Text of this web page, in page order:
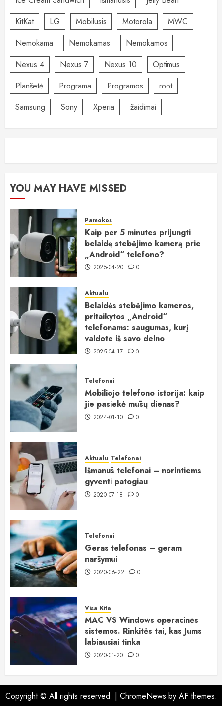
KitKat
LG Mobilusis Motorola
MWC
Nemokama
Nemokamas
Nemokamos
Nexus 4
Nexus 7 Nexus 10
Optimus
Planšetė
Programa Programos
root
Samsung
Sony Xperia žaidimai
YOU MAY HAVE MISSED
Pamokos
Kaip per 5 minutes prijungti
belaidę stebėjimo kamerą prie
„Android“ telefono?
2025-04-20 0
Aktualu
Belaidės stebėjimo kameros,
pritaikytos „Android“
telefonams: saugumas, kurį
valdote iš savo delno
2025-04-17 0
Telefonai
Mobiliojo telefono istorija: kaip
jie pasiekė mūsų dienas?
2024-01-10 0
Aktualu Telefonai
Išmanūs telefonai – norintiems
gyventi patogiau
2020-07-18 0
Telefonai
Geras telefonas – geram
naršymui
2020-06-22 0
Visa Kita
MAC VS Windows operacinės
sistemos. Rinkitės tai, kas Jums
labiausiai tinka
2020-01-20 0
Copyright © All rights reserved. | ChromeNews by AF themes.